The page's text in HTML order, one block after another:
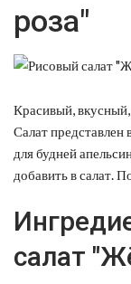
роза"
Красивый,
Салат представлен
для будней
добавить в салат.
салат